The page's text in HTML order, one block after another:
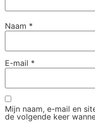
Naam *
E-mail *
Mijn naam, e-mail en
de volgende keer